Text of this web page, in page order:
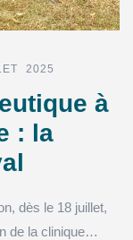
2025
à
: la
dès le 18 juillet,
de la clinique…